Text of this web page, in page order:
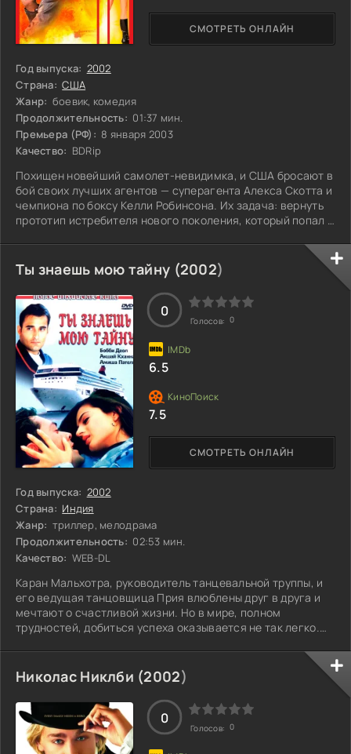
Год выпуска: 2002
Страна: США
Жанр: боевик, комедия
Продолжительность: 01:37 мин.
Премьера (РФ): 8 января 2003
Качество: BDRip
Похищен новейший самолет-невидимка, и США бросают в
бой своих лучших агентов — суперагента Алекса Скотта и
чемпиона по боксу Келли Робинсона. Их задача: вернуть
прототип истребителя нового поколения, который попал в
поджимает, и успех операции критически важен: не
допустить, чтобы этот смертоносный аппарат оказался в
руках злодеев. Но смогут ли они справиться с задачей,
когда на кону стоит не только их жизнь, но и судьба
многих других?
СМОТРЕТЬ ОНЛАЙН
Ты знаешь мою тайну (2002)
Год выпуска: 2002
Страна: Индия
Жанр: триллер, мелодрама
Продолжительность: 02:53 мин.
Качество: WEB-DL
Каран Мальхотра, руководитель танцевальной труппы, и
его ведущая танцовщица Прия влюблены друг в друга и
мечтают о счастливой жизни. Но в мире, полном
трудностей, добиться успеха оказывается не так легко.
принадлежащем успешному предпринимателю Раджу
Сингхании. Труппа в восторге от этой возможности, но
вскоре начинают замечать особое внимание Раджа к
Прие. Каран, уверенный в верности своей возлюбленной,
игнорирует намёки друзей. Однако,
СМОТРЕТЬ ОНЛАЙН
0
Голосов: 0
6.5
7.5
Николас Никлби (2002)
0
Голосов: 0